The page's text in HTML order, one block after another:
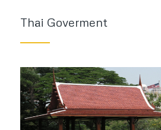
Thai Goverment